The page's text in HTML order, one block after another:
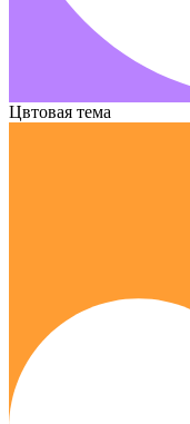
Цвтовая тема